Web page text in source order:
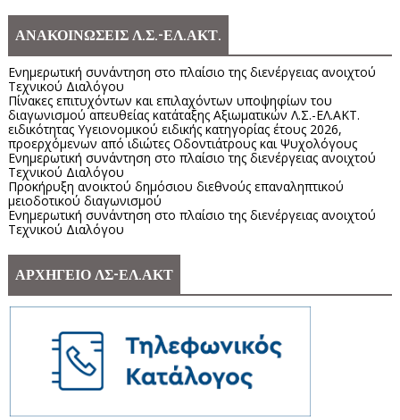
ΑΝΑΚΟΙΝΩΣΕΙΣ Λ.Σ.-ΕΛ.ΑΚΤ.
Ενημερωτική συνάντηση στο πλαίσιο της διενέργειας ανοιχτού
Τεχνικού Διαλόγου
Πίνακες επιτυχόντων και επιλαχόντων υποψηφίων του
διαγωνισμού απευθείας κατάταξης Αξιωματικών Λ.Σ.-ΕΛ.ΑΚΤ.
ειδικότητας Υγειονομικού ειδικής κατηγορίας έτους 2026,
προερχόμενων από ιδιώτες Οδοντιάτρους και Ψυχολόγους
Ενημερωτική συνάντηση στο πλαίσιο της διενέργειας ανοιχτού
Τεχνικού Διαλόγου
Προκήρυξη ανοικτού δημόσιου διεθνούς επαναληπτικού
μειοδοτικού διαγωνισμού
Ενημερωτική συνάντηση στο πλαίσιο της διενέργειας ανοιχτού
Τεχνικού Διαλόγου
ΑΡΧΗΓΕΙΟ ΛΣ-ΕΛ.ΑΚΤ